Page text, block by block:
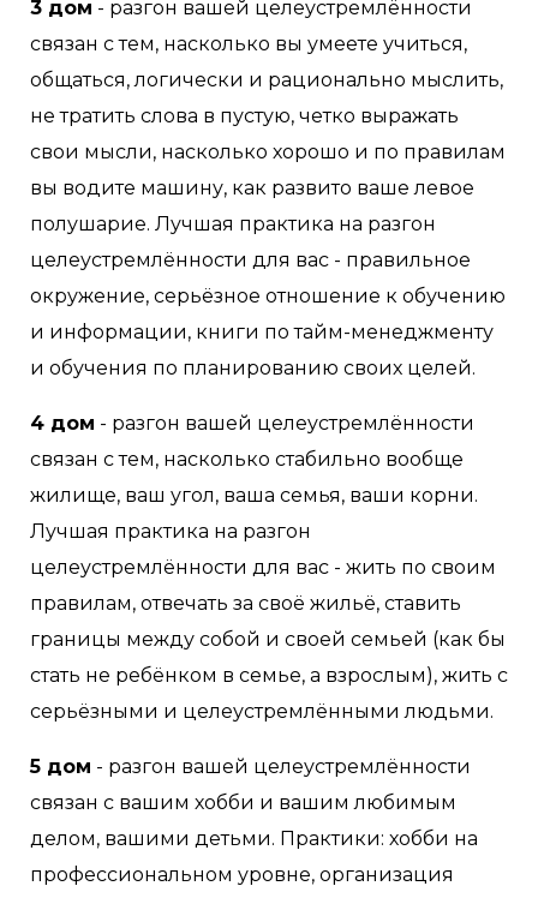
3 дом - разгон вашей целеустремлённости
связан с тем, насколько вы умеете учиться,
общаться, логически и рационально мыслить,
не тратить слова в пустую, четко выражать
свои мысли, насколько хорошо и по правилам
вы водите машину, как развито ваше левое
полушарие. Лучшая практика на разгон
целеустремлённости для вас - правильное
окружение, серьёзное отношение к обучению
и информации, книги по тайм-менеджменту
и обучения по планированию своих целей.
4 дом - разгон вашей целеустремлённости
связан с тем, насколько стабильно вообще
жилище, ваш угол, ваша семья, ваши корни.
Лучшая практика на разгон
целеустремлённости для вас - жить по своим
правилам, отвечать за своё жильё, ставить
границы между собой и своей семьей (как бы
стать не ребёнком в семье, а взрослым), жить с
серьёзными и целеустремлёнными людьми.
5 дом - разгон вашей целеустремлённости
связан с вашим хобби и вашим любимым
делом, вашими детьми. Практики: хобби на
профессиональном уровне, организация